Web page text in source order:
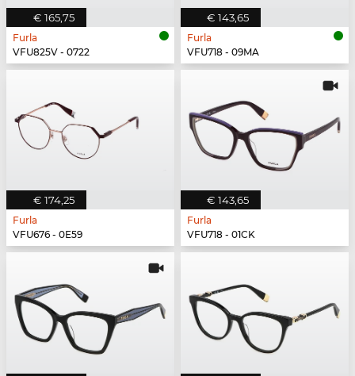
€ 165,75
Furla
VFU825V - 0722
€ 143,65
Furla
VFU718 - 09MA
€ 174,25
Furla
VFU676 - 0E59
€ 143,65
Furla
VFU718 - 01CK